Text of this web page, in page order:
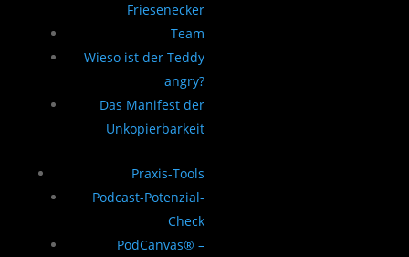
Friesenecker
Team
Wieso ist der Teddy
angry?
Das Manifest der
Unkopierbarkeit
Praxis-Tools
Podcast-Potenzial-
Check
PodCanvas® –